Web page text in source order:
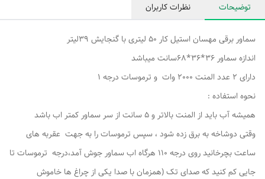
توضیحات نظرات کاربران
سماور برقی مهسان استیل کار 50 لیتری با گنجایش 39لیتر
اندازه سماور 36*36*68سانت میباشد
دارای 2 عدد المنت 2000 وات و ترموسات درجه 1
نحوه استفاده :
همیشه آب باید از المنت بالاتر و 5 سانت از سر سماور کمتر اب باشد
وقتی دوشاخه به برق زده شود ، سپس ترموسات را به جهت عقربه های
ساعت بچرخانید روی درجه 110 هرگاه اب سماور جوش آمد،درجه ترموسات تا
جایی کم کنید که صدای تک (همزمان با صدا یکی از چراغ ها خاموش